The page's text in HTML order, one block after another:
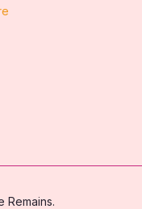
Remains.